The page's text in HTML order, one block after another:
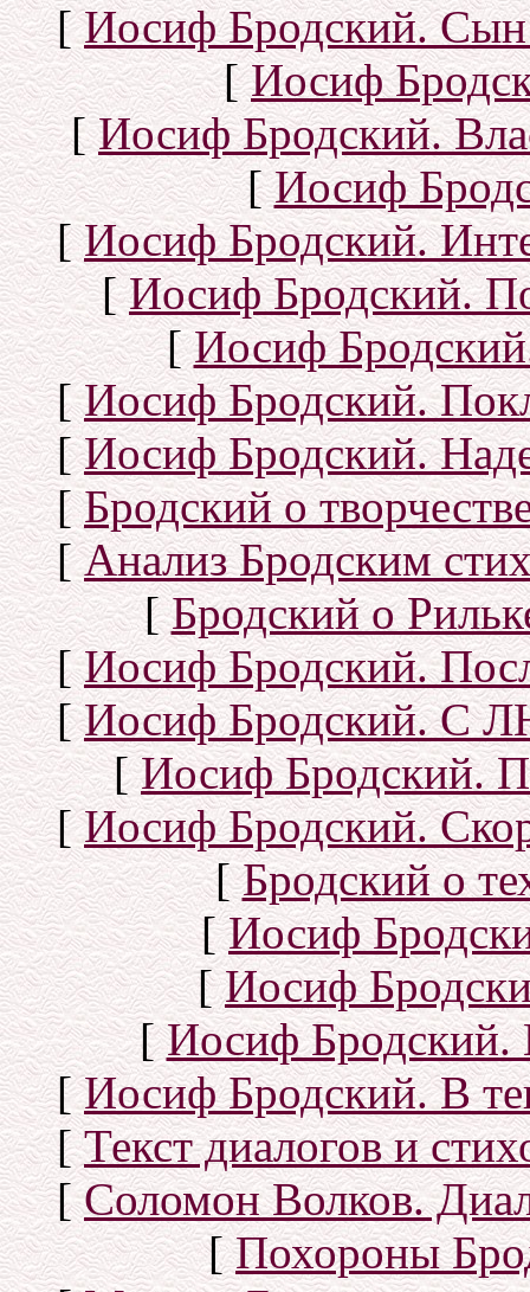
[Иосиф Бродский.
[Иосиф
[Иосиф Бродский.
[Иосиф
[Иосиф Бродский.
[Иосиф Бродский.
[Иосиф
[Иосиф Бродский.
[Иосиф Бродский.
[Бродский о
[Анализ Бродским
[Бродский о
[Иосиф Бродский.
[Иосиф Бродский. С
[Иосиф Бродский.
[Иосиф Бродский.
[Бродский о
[Иосиф
[Иосиф
[Иосиф Бродский.
[Иосиф Бродский. В
[Текст диалогов и
[Соломон Волков.
[Похороны